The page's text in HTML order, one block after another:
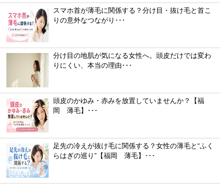
スマホ首が薄毛に関係する？分け目・抜け毛と首こ
りの意外なつながり･･･
分け目の地肌が気になる女性へ。頭皮だけでは変わ
りにくい、本当の理由･･･
頭皮のかゆみ・赤みを放置していませんか？【福
岡 薄毛】･･･
足先の冷えが抜け毛に関係する？女性の薄毛と“ふく
らはぎの巡り”【福岡 薄毛】･･･